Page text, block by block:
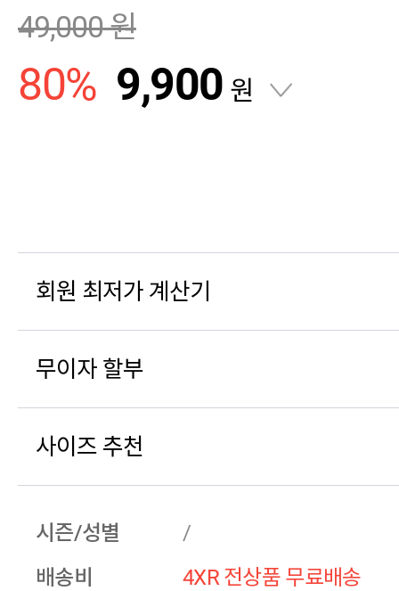
49,000원
80% 9,900 원
회원 최저가 계산기
무이자 할부
사이즈 추천
시즌/성별
/
배송비
4XR 전상품 무료배송